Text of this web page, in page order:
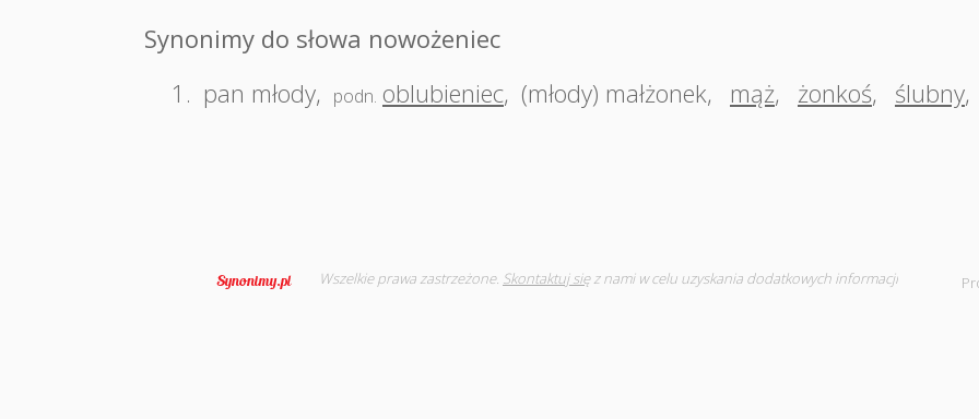
Synonimy do słowa nowożeniec
1. pan młody, podn. oblubieniec, (młody) małżonek, mąż, żonkoś, ślubny,
Wszelkie prawa zastrzeżone. Skontaktuj sięz nami w celu uzyskania dodatkowych informacji